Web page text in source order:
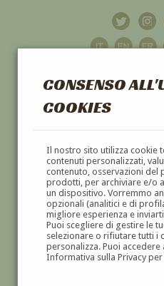
CONSENSO
COOKIES
Il nostro sito utilizza cookie
contenuti personalizzati,
contenuto, osservazioni del
prodotti, per archiviare e/o
un dispositivo. Vorremmo
opzionali (analitici e di
migliore esperienza e
Puoi scegliere di gestire le
selezionare o rifiutare tutti i
personalizza. Puoi accedere
Informativa sulla Privacy
GALLERIAD'ARTE
DIPINTI E